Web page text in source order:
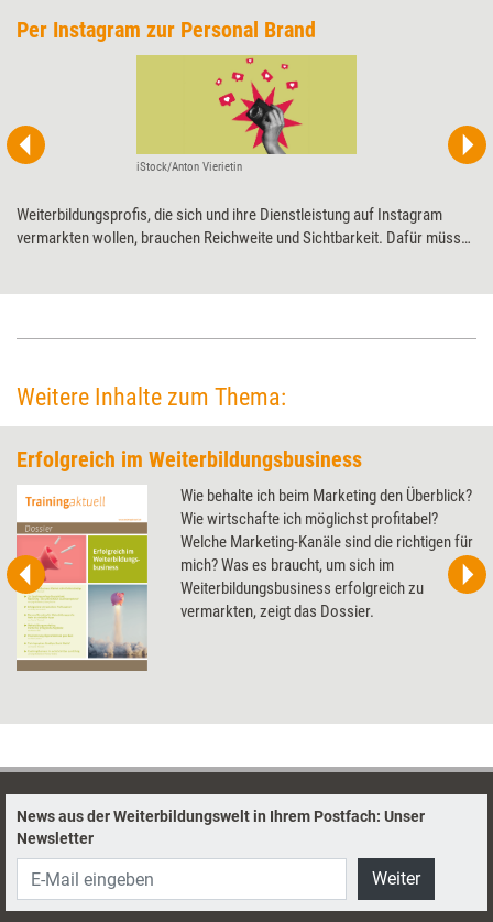
Per Instagram zur Personal Brand
iStock/Anton Vierietin
Weiterbildungsprofis, die sich und ihre Dienstleistung auf Instagram
vermarkten wollen, brauchen Reichweite und Sichtbarkeit. Dafür müssen
Weitere Inhalte zum Thema:
Erfolgreich im Weiterbildungsbusiness
Wie behalte ich beim Marketing den Überblick?
Wie wirtschafte ich möglichst profitabel?
Welche Marketing-Kanäle sind die richtigen für
mich? Was es braucht, um sich im
Weiterbildungsbusiness erfolgreich zu
vermarkten, zeigt das Dossier.
News aus der Weiterbildungswelt in Ihrem Postfach: Unser
Newsletter
Weiter